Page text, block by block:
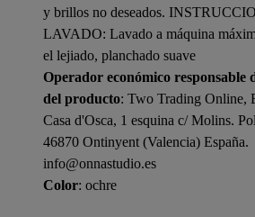
y brillos no deseados.
LAVADO: Lavado a máquina
el lejiado, planchado suave
Operador económico responsable
del producto: Two Trading Online,
Casa d'Osca, 1 esquina c/ Molins.
46870 Ontinyent (Valencia) España.
info@onnastudio.es
Color: ochre